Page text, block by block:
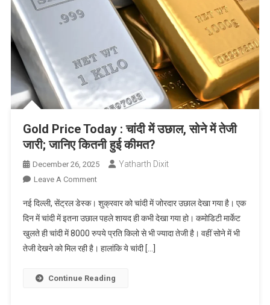
Gold Price Today : चांदी में उछाल, सोने में तेजी
जारी; जानिए कितनी हुई कीमत?
December 26, 2025 Yatharth Dixit
Leave A CommentOn
Price
Today
:
चांदी
उछाल,
नई दिल्ली, सेंट्रल डेस्क। शुक्रवार को चांदी में जोरदार उछाल देखा गया है। एक
दिन में चांदी में इतना उछाल पहले शायद ही कभी देखा गया हो। कमोडिटी मार्केट
खुलते ही चांदी में 8000 रुपये प्रति किलो से भी ज्यादा तेजी है। वहीं सोने में भी
तेजी देखने को मिल रही है। हालांकि ये चांदी […]
Continue Reading